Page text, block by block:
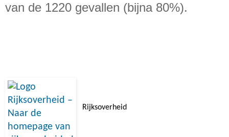
van de 1220 gevallen (bijna 80%).
Rijksoverheid